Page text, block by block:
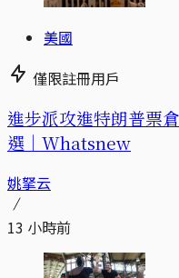
美國
僅限註冊用戶
進步派攻進特朗普票
選｜Whatsnew
姚拏云
13 小時前